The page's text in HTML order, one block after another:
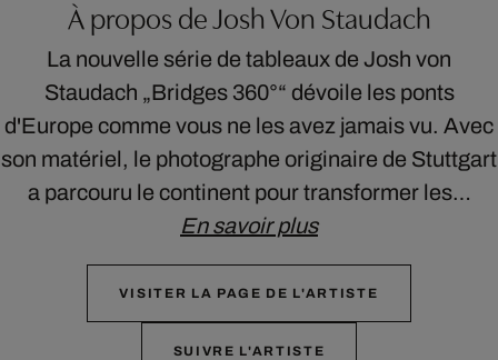
À propos de Josh Von Staudach
La nouvelle série de tableaux de Josh von
Staudach „Bridges 360°“ dévoile les ponts
d'Europe comme vous ne les avez jamais vu. Avec
son matériel, le photographe originaire de Stuttgart
a parcouru le continent pour transformer les…
En savoir plus
VISITER LA PAGE DE L'ARTISTE
SUIVRE L'ARTISTE